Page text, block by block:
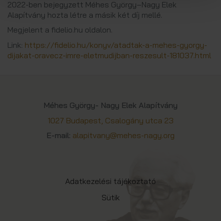
2022-ben bejegyzett Méhes György–Nagy Elek
Alapítvány hozta létre a másik két díj mellé.
Megjelent a fidelio.hu oldalon.
Link: https://fidelio.hu/konyv/atadtak-a-mehes-gyorgy-
dijakat-oravecz-imre-eletmudijban-reszesult-181037.html
Méhes György- Nagy Elek Alapítvány
1027 Budapest, Csalogány utca 23
E-mail: alapitvany@mehes-nagy.org
Adatkezelési tájékoztató
Sütik